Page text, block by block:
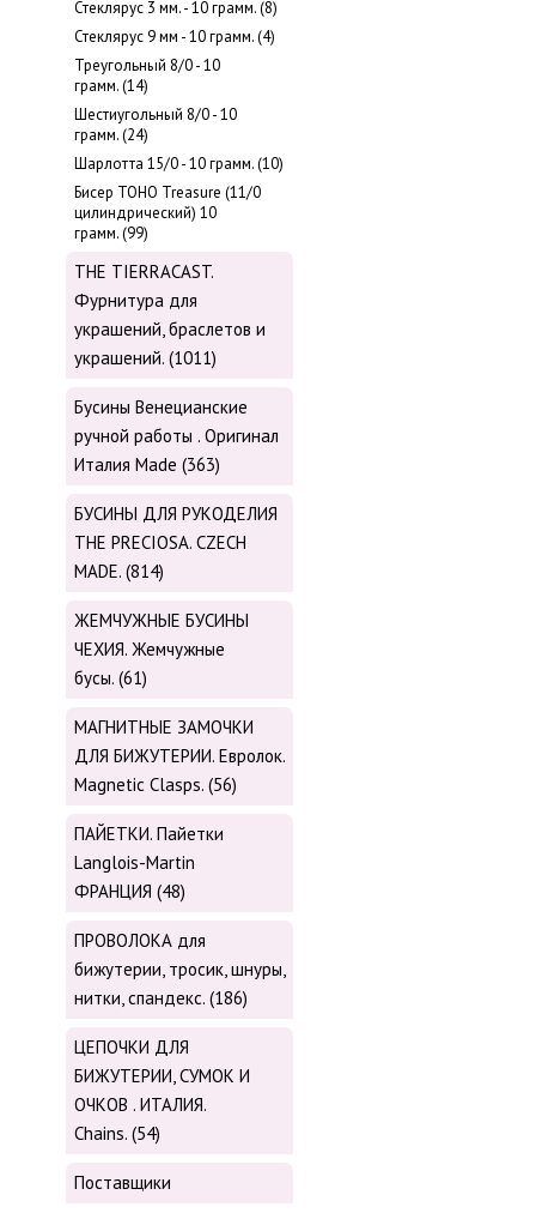
Стеклярус 3 мм. - 10 грамм. (8)
Стеклярус 9 мм - 10 грамм. (4)
Треугольный 8/0 - 10
грамм. (14)
Шестиугольный 8/0 - 10
грамм. (24)
Шарлотта 15/0 - 10 грамм. (10)
Бисер ТОНО Treasure (11/0
цилиндрический) 10
грамм. (99)
THE TIERRACAST.
Фурнитура для
украшений, браслетов и
украшений. (1011)
Бусины Венецианские
ручной работы . Оригинал
Италия Made (363)
БУСИНЫ ДЛЯ РУКОДЕЛИЯ
THE PRECIOSA. CZECH
MADE. (814)
ЖЕМЧУЖНЫЕ БУСИНЫ
ЧЕХИЯ. Жемчужные
бусы. (61)
МАГНИТНЫЕ ЗАМОЧКИ
ДЛЯ БИЖУТЕРИИ. Евролок.
Magnetic Сlasps. (56)
ПАЙЕТКИ. Пайетки
Langlois-Martin
ФРАНЦИЯ (48)
ПРОВОЛОКА для
бижутерии, тросик, шнуры,
нитки, cпандекс. (186)
ЦЕПОЧКИ ДЛЯ
БИЖУТЕРИИ, СУМОК И
ОЧКОВ . ИТАЛИЯ.
Chains. (54)
Поставщики